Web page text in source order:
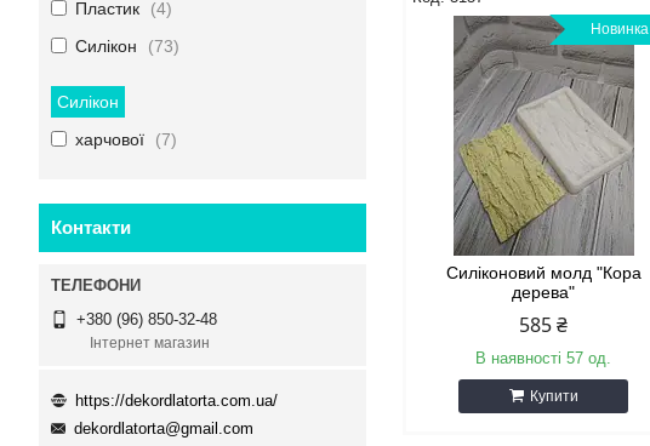
Новинка
Силіконовий молд "Кора
дерева"
585 ₴
В наявності 57 од.
Купити
Пластик
4
Силікон
73
Силікон
харчової
7
Контакти
+380 (96) 850-32-48
Інтернет магазин
https://dekordlatorta.com.ua/
dekordlatorta@gmail.com